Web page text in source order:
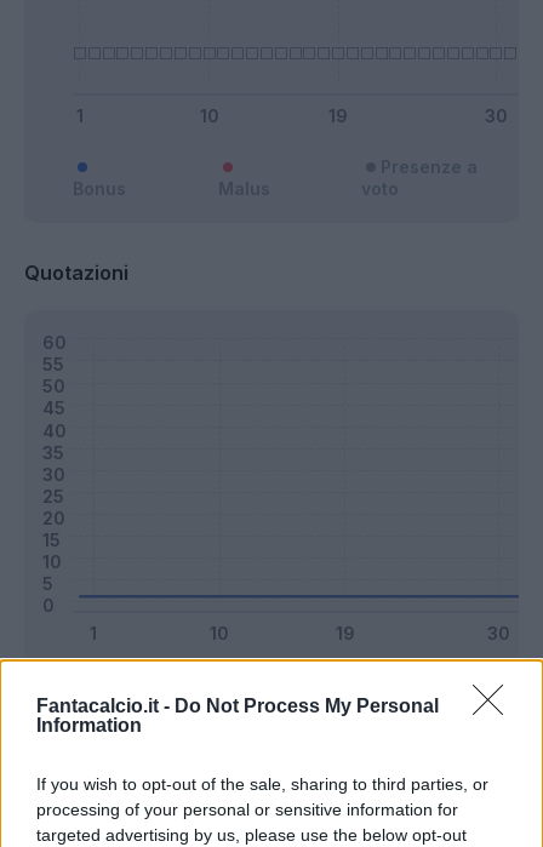
Fantacalcio.it - Do Not Process My Personal
Information
If you wish to opt-out of the sale, sharing to third parties, or
processing of your personal or sensitive information for
targeted advertising by us, please use the below opt-out
Quotazioni
Riepilogo stagione
Titolare 0 - 0